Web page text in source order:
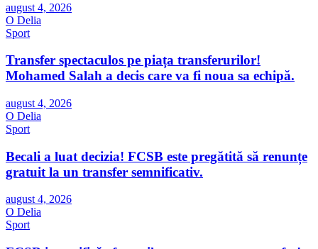
august 4, 2026
O Delia
Sport
Transfer spectaculos pe piața transferurilor!
Mohamed Salah a decis care va fi noua sa echipă.
august 4, 2026
O Delia
Sport
Becali a luat decizia! FCSB este pregătită să renunțe
gratuit la un transfer semnificativ.
august 4, 2026
O Delia
Sport